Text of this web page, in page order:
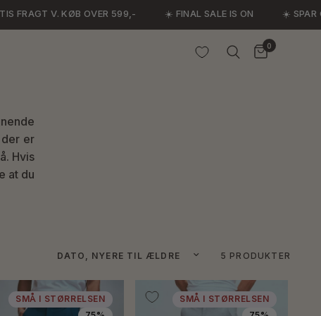
FRAGT V. KØB OVER 599,- ☀️ FINAL SALE IS ON ☀️ SPAR
0
er
Hvis
at du
Sorter efter 5 PRODUKTER
SMÅ I STØRRELSEN
SMÅ I STØRRELSEN